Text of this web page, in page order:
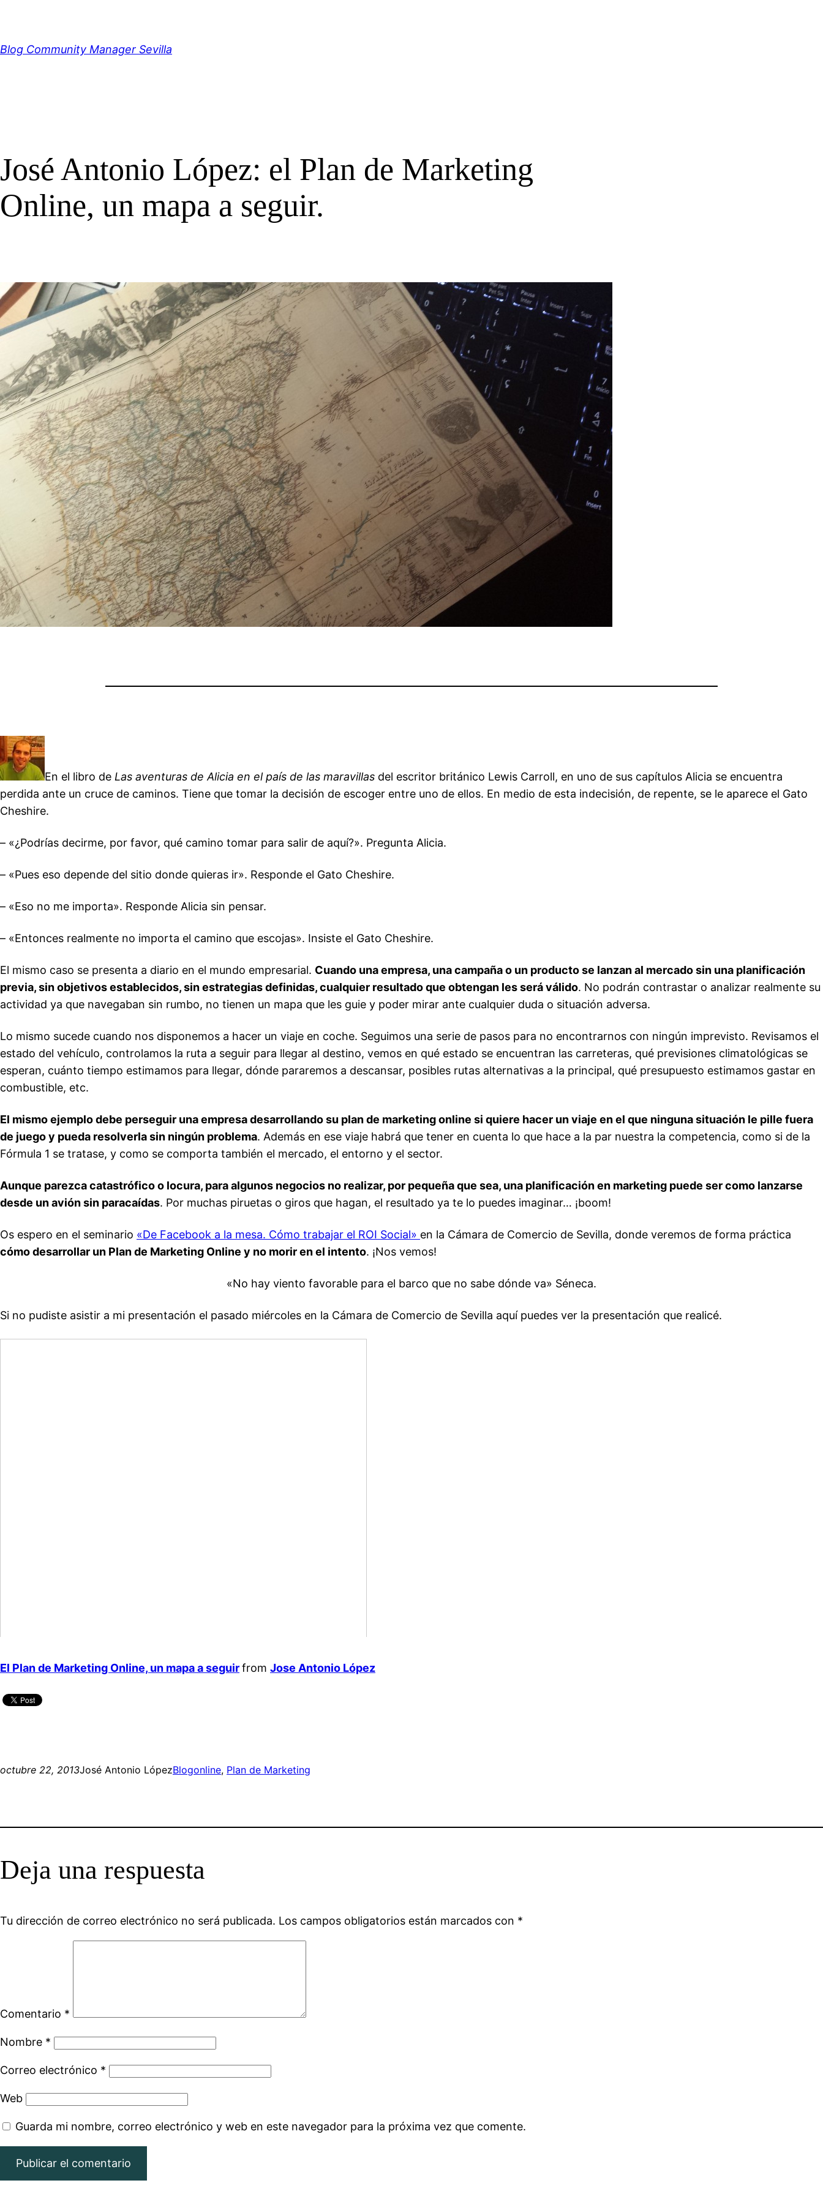
contenido
Blog Community Manager Sevilla
José Antonio López: el Plan de Marketing
Online, un mapa a seguir.
En el libro de Las aventuras de Alicia en el país de las maravillas del escritor británico Lewis Carroll, en uno de sus capítulos Alicia se encuentra
perdida ante un cruce de caminos. Tiene que tomar la decisión de escoger entre uno de ellos. En medio de esta indecisión, de repente, se le aparece el Gato
Cheshire.
– «¿Podrías decirme, por favor, qué camino tomar para salir de aquí?». Pregunta Alicia.
– «Pues eso depende del sitio donde quieras ir». Responde el Gato Cheshire.
– «Eso no me importa». Responde Alicia sin pensar.
– «Entonces realmente no importa el camino que escojas». Insiste el Gato Cheshire.
El mismo caso se presenta a diario en el mundo empresarial. Cuando una empresa, una campaña o un producto se lanzan al mercado sin una planificación
previa, sin objetivos establecidos, sin estrategias definidas, cualquier resultado que obtengan les será válido. No podrán contrastar o analizar realmente su
actividad ya que navegaban sin rumbo, no tienen un mapa que les guie y poder mirar ante cualquier duda o situación adversa.
Lo mismo sucede cuando nos disponemos a hacer un viaje en coche. Seguimos una serie de pasos para no encontrarnos con ningún imprevisto. Revisamos el
estado del vehículo, controlamos la ruta a seguir para llegar al destino, vemos en qué estado se encuentran las carreteras, qué previsiones climatológicas se
esperan, cuánto tiempo estimamos para llegar, dónde pararemos a descansar, posibles rutas alternativas a la principal, qué presupuesto estimamos gastar en
combustible, etc.
El mismo ejemplo debe perseguir una empresa desarrollando su plan de marketing online si quiere hacer un viaje en el que ninguna situación le pille fuera
de juego y pueda resolverla sin ningún problema. Además en ese viaje habrá que tener en cuenta lo que hace a la par nuestra la competencia, como si de la
Fórmula 1 se tratase, y como se comporta también el mercado, el entorno y el sector.
Aunque parezca catastrófico o locura, para algunos negocios no realizar, por pequeña que sea, una planificación en marketing puede ser como lanzarse
desde un avión sin paracaídas. Por muchas piruetas o giros que hagan, el resultado ya te lo puedes imaginar… ¡boom!
Os espero en el seminario «De Facebook a la mesa. Cómo trabajar el ROI Social» en la Cámara de Comercio de Sevilla, donde veremos de forma práctica
cómo desarrollar un Plan de Marketing Online y no morir en el intento. ¡Nos vemos!
«No hay viento favorable para el barco que no sabe dónde va» Séneca.
Si no pudiste asistir a mi presentación el pasado miércoles en la Cámara de Comercio de Sevilla aquí puedes ver la presentación que realicé.
El Plan de Marketing Online, un mapa a seguirfrom Jose Antonio López
octubre 22, 2013José Antonio LópezBlogonline, Plan de Marketing
Deja una respuesta
Tu dirección de correo electrónico no será publicada. Los campos obligatorios están marcados con *
Comentario *
Nombre *
Correo electrónico *
Web
Guarda mi nombre, correo electrónico y web en este navegador para la próxima vez que comente.